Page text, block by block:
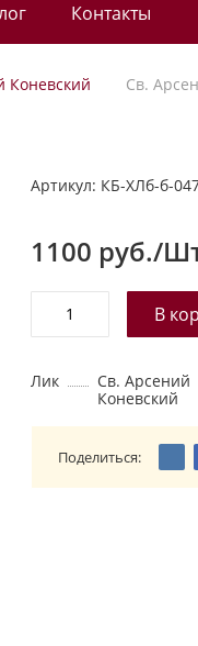
Контакты
Коневский Св.
Артикул: КБ-ХЛб-б-
1100 руб./
Лик
Св. Арсений
Коневский
Поделиться: